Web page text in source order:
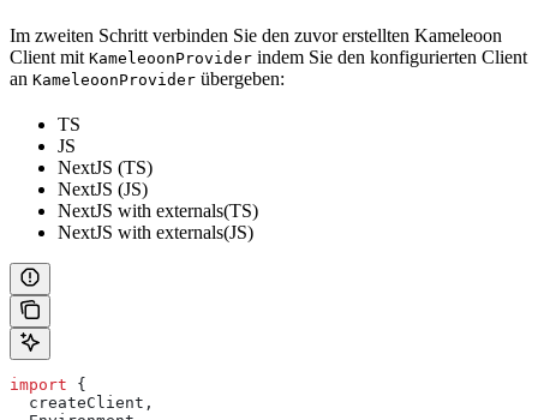
Im zweiten Schritt verbinden Sie den zuvor erstellten Kameleoon
Client mit KameleoonProvider indem Sie den konfigurierten Client
an KameleoonProvider übergeben:
TS
JS
NextJS (TS)
NextJS (JS)
NextJS with externals(TS)
NextJS with externals(JS)
import {
  createClient
,